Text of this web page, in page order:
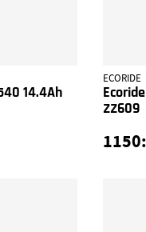
14.4Ah
ECORIDE
ZZ609